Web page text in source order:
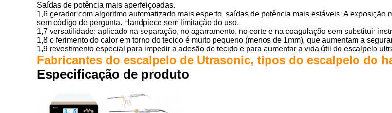
Saídas de potência mais aperfeiçoadas.
1,6 gerador com algoritmo automatizado mais esperto, saídas de potência mais estáveis. A exposição
sem código de pergunta. Handpiece sem limitação do uso.
1,7 versatilidade: aplicado na separação, no agarramento, no corte e na coagulação sem substituir
1,8 o ferimento do calor em torno do tecido é muito pequeno (menos de 1mm), que aumentam a
1,9 revestimento especial para impedir a adesão do tecido e para aumentar a vida útil do escalpelo
Fabricantes do escalpelo de Utrasonic, tipos do escalpelo do
Especificação de produto